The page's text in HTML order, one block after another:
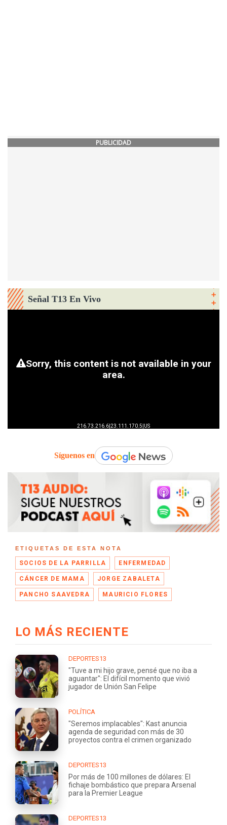
PUBLICIDAD
Señal T13 En Vivo
Síguenos en
ETIQUETAS DE ESTA NOTA
SOCIOS DE LA PARRILLA ENFERMEDAD
CÁNCER DE MAMA JORGE ZABALETA
PANCHO SAAVEDRA MAURICIO FLORES
LO MÁS RECIENTE
DEPORTES13
"Tuve a mi hijo grave, pensé que no iba a
aguantar": El difícil momento que vivió
jugador de Unión San Felipe
POLÍTICA
"Seremos implacables": Kast anuncia
agenda de seguridad con más de 30
proyectos contra el crimen organizado
DEPORTES13
Por más de 100 millones de dólares: El
fichaje bombástico que prepara Arsenal
para la Premier League
DEPORTES13